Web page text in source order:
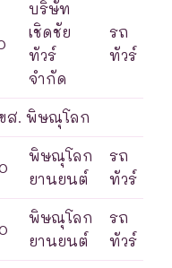
บริษัท
เชิดชัย
ทัวร์
จำกัด
รถ
ทัวร์
ส. พิษณุโลก
พิษณุโลก
ยานยนต์
รถ
ทัวร์
พิษณุโลก
ยานยนต์
รถ
ทัวร์